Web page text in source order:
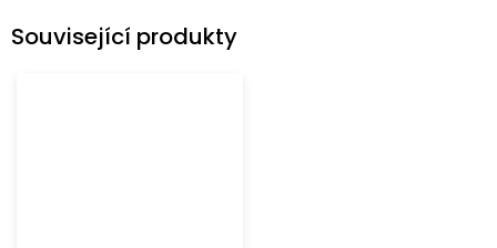
Související produkty